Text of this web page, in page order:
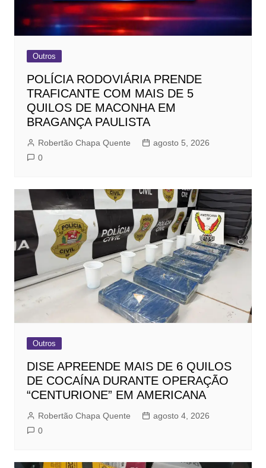
Outros
POLÍCIA RODOVIÁRIA PRENDE
TRAFICANTE COM MAIS DE 5
QUILOS DE MACONHA EM
BRAGANÇA PAULISTA
Robertão Chapa Quente
agosto 5, 2026
0
Outros
DISE APREENDE MAIS DE 6 QUILOS
DE COCAÍNA DURANTE OPERAÇÃO
“CENTURIONE” EM AMERICANA
Robertão Chapa Quente
agosto 4, 2026
0